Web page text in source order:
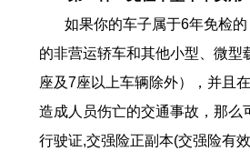
如果你的车子属于6年免检
的非营运轿车和其他小型、微型
座及7座以上车辆除外），并且
造成人员伤亡的交通事故，那么
行驶证,交强险正副本(交强险有